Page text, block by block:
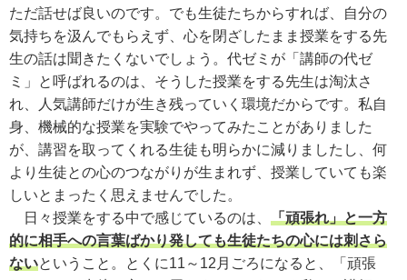
ただ話せば良いのです。でも生徒たちからすれば、自分の
気持ちを汲んでもらえず、心を閉ざしたまま授業をする先
生の話は聞きたくないでしょう。代ゼミが「講師の代ゼ
ミ」と呼ばれるのは、そうした授業をする先生は淘汰さ
れ、人気講師だけが生き残っていく環境だからです。私自
身、機械的な授業を実験でやってみたことがありました
が、講習を取ってくれる生徒も明らかに減りましたし、何
より生徒との心のつながりが生まれず、授業していても楽
しいとまったく思えませんでした。
日々授業をする中で感じているのは、 「頑張れ」と一方
的に相手への言葉ばかり発しても生徒たちの心には刺さら
ないということ。とくに11～12月ごろになると、「頑張